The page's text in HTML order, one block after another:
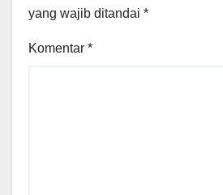
yang wajib ditandai *
Komentar *